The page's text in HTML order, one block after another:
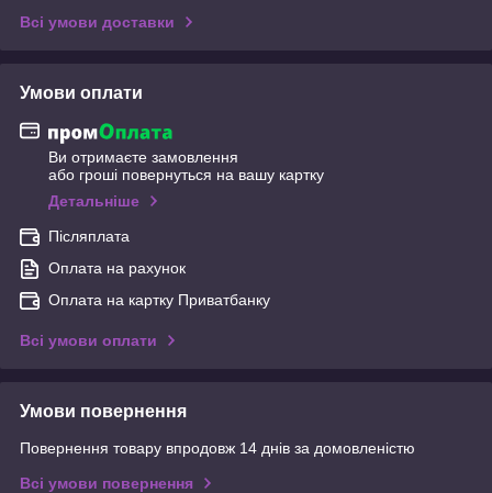
Всі умови доставки
Умови оплати
Ви отримаєте замовлення
або гроші повернуться на вашу картку
Детальніше
Післяплата
Оплата на рахунок
Оплата на картку Приватбанку
Всі умови оплати
Умови повернення
Повернення товару впродовж 14 днів за домовленістю
Всі умови повернення